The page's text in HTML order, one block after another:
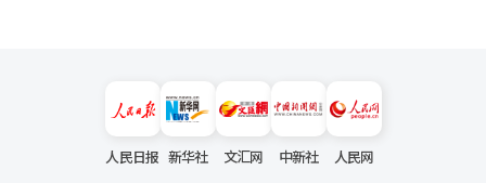
人民日报 新华社 文汇网 中新社 人民网